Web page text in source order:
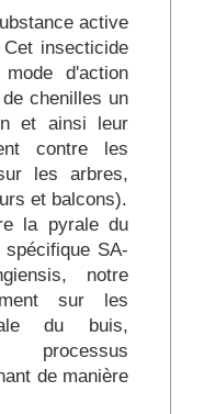
active
insecticide
d'action
chenilles un
et ainsi leur
contre les
les arbres,
et balcons).
la pyrale du
SA-
notre
sur les
du buis,
de manière